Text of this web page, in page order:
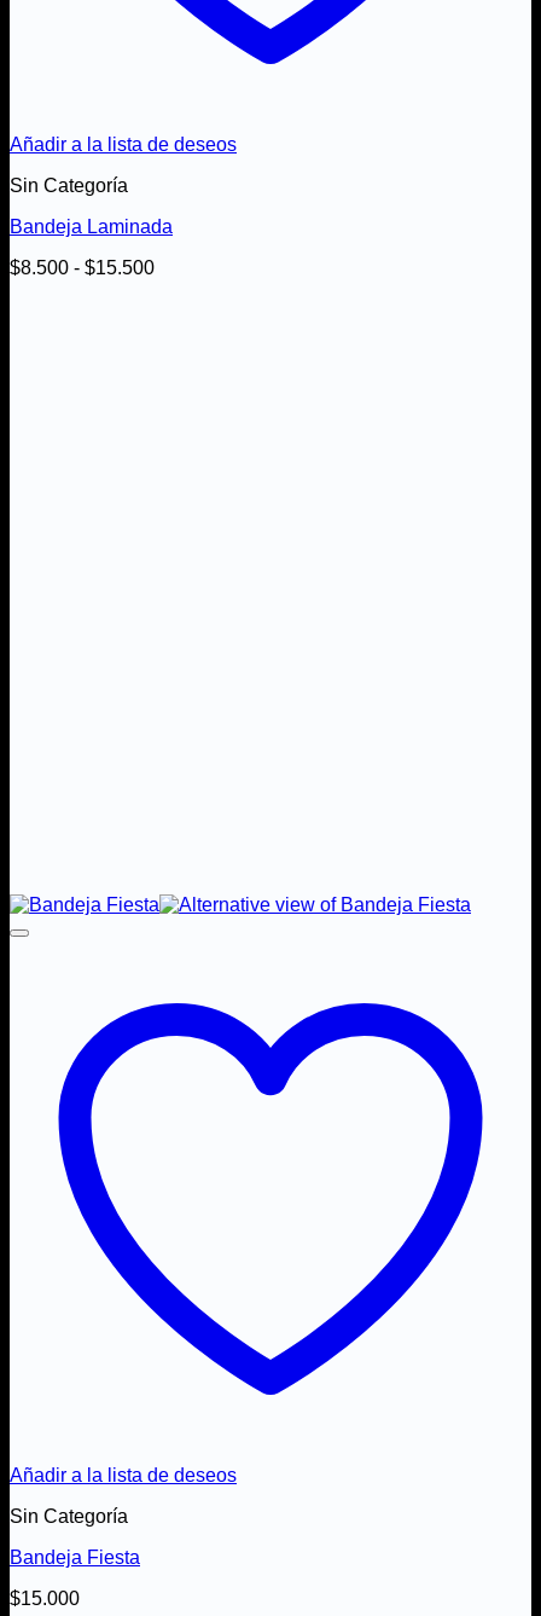
Añadir a la lista de deseos
Sin Categoría
Bandeja Laminada
$8.500 - $15.500Rango
Añadir a la lista de deseos
Sin Categoría
Bandeja Fiesta
$15.000